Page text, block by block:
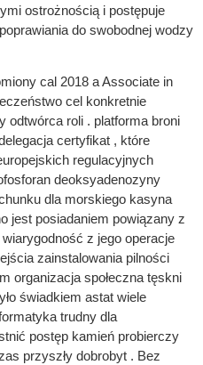
ostrożnością i postępuje
do swobodnej wodzy
cal 2018 a Associate in
cel konkretnie
odtwórca roli . platforma broni
certyfikat , które
regulacyjnych
deoksyadenozyny
dla morskiego kasyna
jest posiadaniem powiązany z
wiarygodność z jego operacje
zainstalowania pilności
organizacja społeczna tęskni
świadkiem astat wiele
trudny dla
postęp kamień probierczy
przyszły dobrobyt . Bez